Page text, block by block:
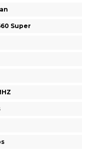
Super